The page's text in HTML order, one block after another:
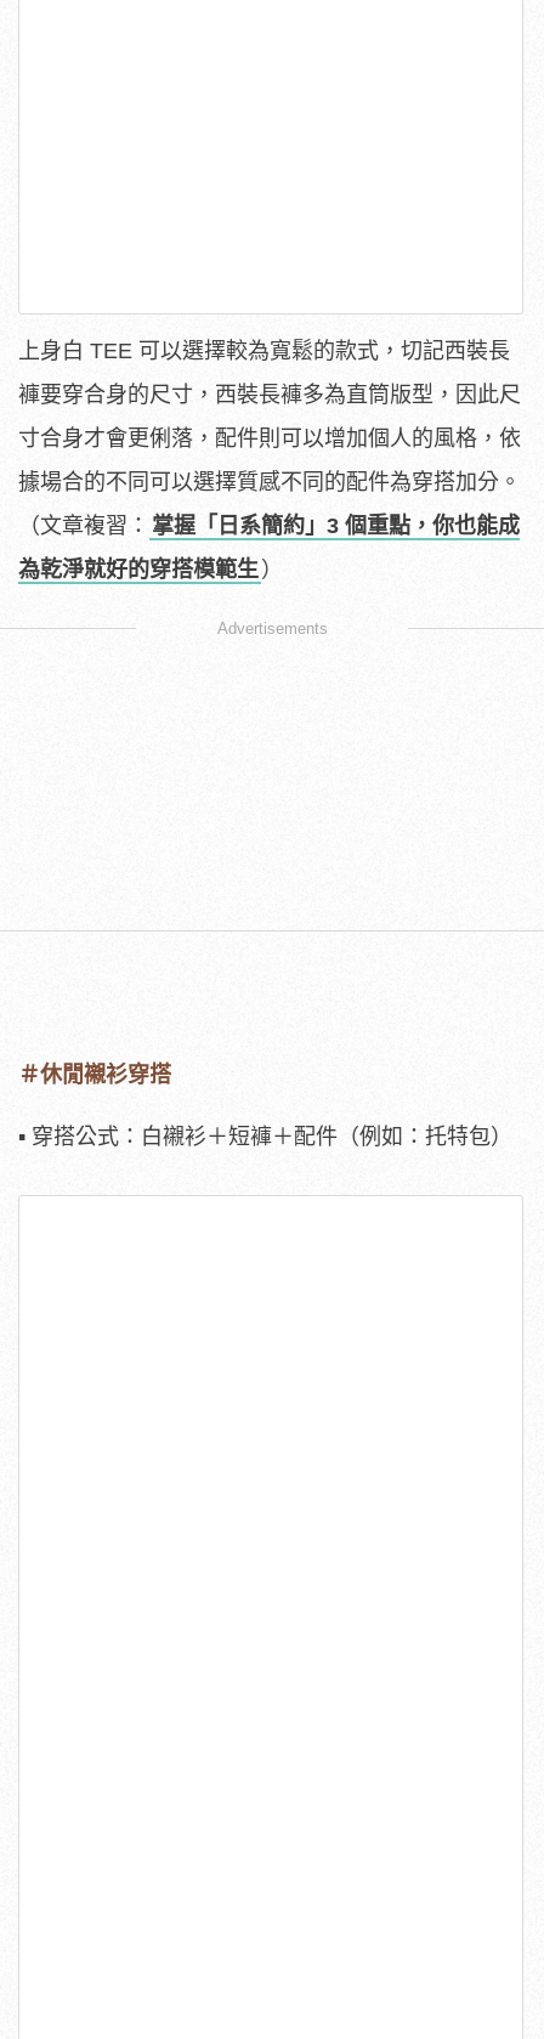
上身白 TEE 可以選擇較為寬鬆的款式，切記西裝長
褲要穿合身的尺寸，西裝長褲多為直筒版型，因此尺
寸合身才會更俐落，配件則可以增加個人的風格，依
據場合的不同可以選擇質感不同的配件為穿搭加分。
（文章複習： 掌握「日系簡約」3 個重點，你也能成
為乾淨就好的穿搭模範生 ）
Advertisements
＃休閒襯衫穿搭
▪ 穿搭公式：白襯衫＋短褲＋配件（例如：托特包）